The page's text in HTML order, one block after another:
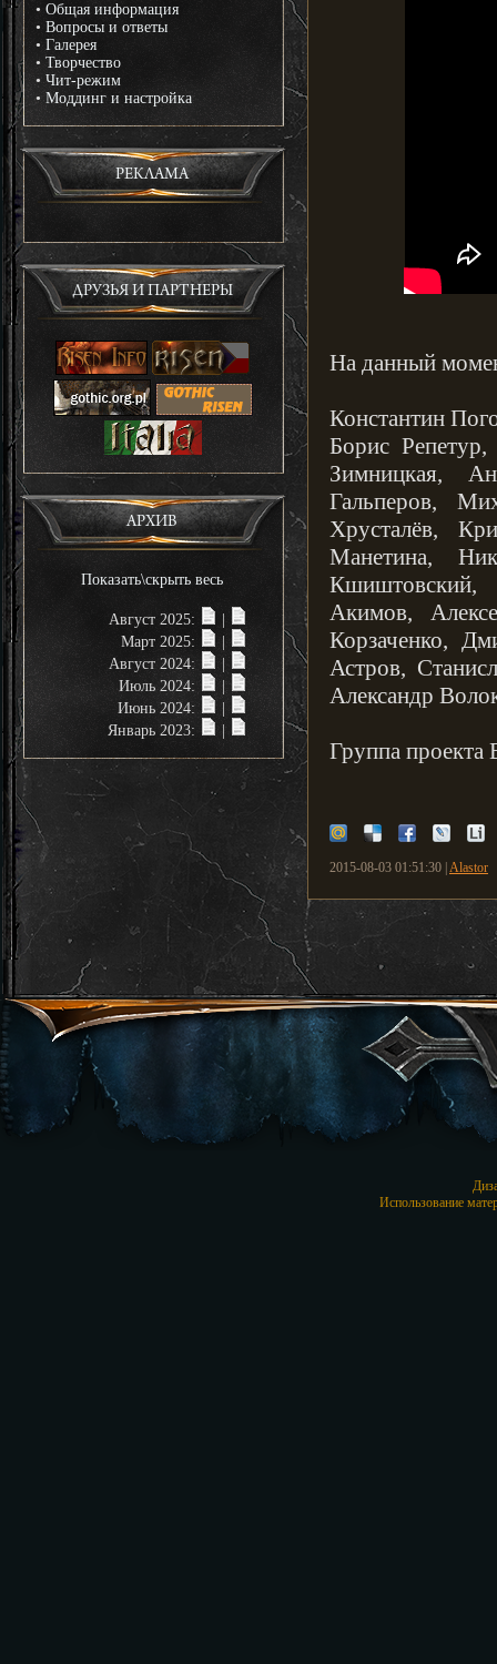
• Общая информация
• Вопросы и ответы
• Галерея
• Творчество
• Чит-режим
• Моддинг и настройка
РЕКЛАМА
ДРУЗЬЯ И ПАРТНЕРЫ
АРХИВ
Показать\скрыть весь
Август 2025:
Март 2025:
Август 2024:
Июль 2024:
Июнь 2024:
Январь 2023:
На данный
Константин
Борис
Зимницкая,
Гальперов,
Хрусталёв,
Манетина,
Акимов,
Корзаченко,
Астров,
Александр
Группа проекта
2015-08-03 01:51:30 | Alastor
Использование